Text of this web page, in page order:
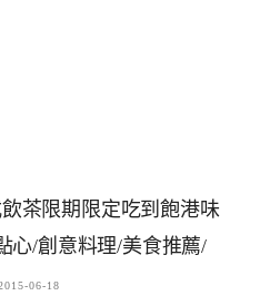
茶限期限定吃到飽港味
心/創意料理/美食推薦/
06-18